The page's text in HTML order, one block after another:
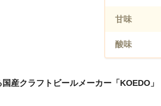
甘味
酸味
産クラフトビールメーカー「KOEDO」